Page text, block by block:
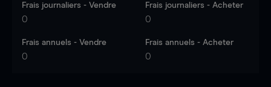
Frais journaliers - Vendre
0
Frais journaliers - Acheter
0
Frais annuels - Vendre
0
Frais annuels - Acheter
0